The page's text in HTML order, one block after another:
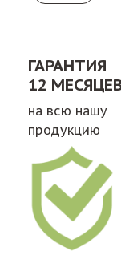
ГАРАНТИЯ
12
на всю нашу
продукцию